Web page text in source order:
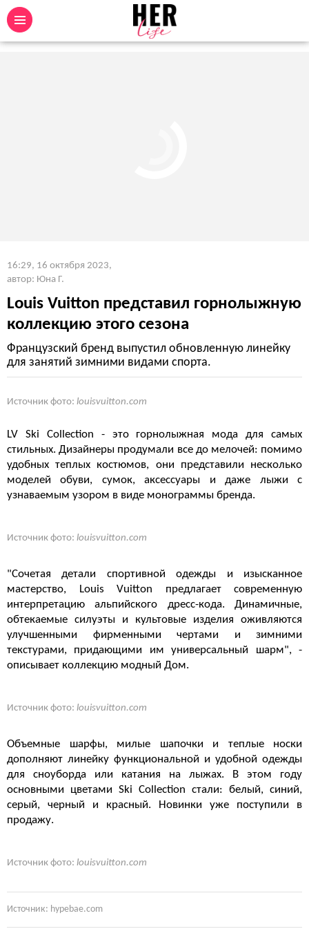
16:29, 16 октября 2023,
автор: Юна Г.
Louis Vuitton представил горнолыжную
коллекцию этого сезона
Французский бренд выпустил обновленную линейку
для занятий зимними видами спорта.
Источник фото: louisvuitton.com
LV Ski Collection - это горнолыжная мода для самых
стильных. Дизайнеры продумали все до мелочей: помимо
удобных теплых костюмов, они представили несколько
моделей обуви, сумок, аксессуары и даже лыжи с
узнаваемым узором в виде монограммы бренда.
Источник фото: louisvuitton.com
"Сочетая детали спортивной одежды и изысканное
мастерство, Louis Vuitton предлагает современную
интерпретацию альпийского дресс-кода. Динамичные,
обтекаемые силуэты и культовые изделия оживляются
улучшенными фирменными чертами и зимними
текстурами, придающими им универсальный шарм", -
описывает коллекцию модный Дом.
Источник фото: louisvuitton.com
Объемные шарфы, милые шапочки и теплые носки
дополняют линейку функциональной и удобной одежды
для сноуборда или катания на лыжах. В этом году
основными цветами Ski Collection стали: белый, синий,
серый, черный и красный. Новинки уже поступили в
продажу.
Источник фото: louisvuitton.com
Источник: hypebae.com